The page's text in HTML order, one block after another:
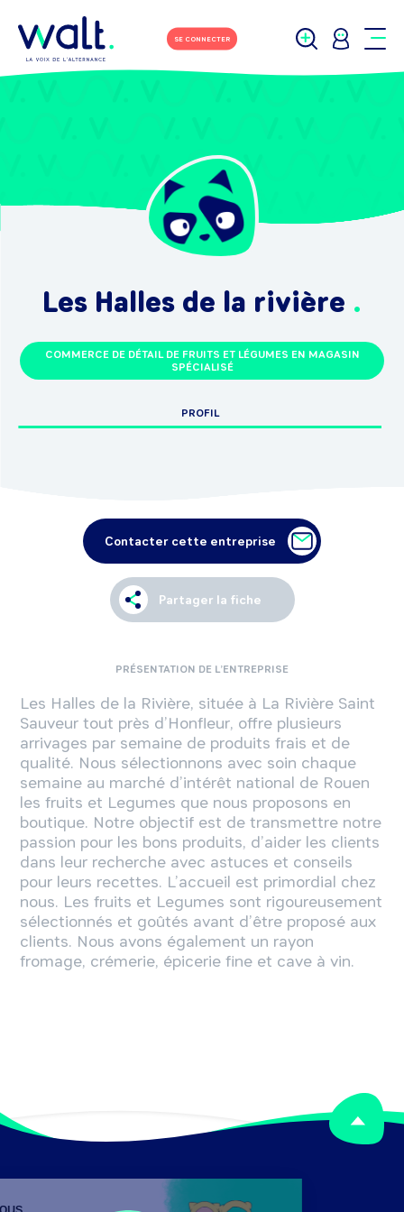
SE CONNECTER
Les Halles de la rivière
COMMERCE DE DÉTAIL DE FRUITS ET LÉGUMES EN MAGASIN
SPÉCIALISÉ
PROFIL
Contacter cette entreprise
Partager la fiche
PRÉSENTATION DE L’ENTREPRISE
Les Halles de la Rivière, située à La Rivière Saint
Sauveur tout près d’Honfleur, offre plusieurs
arrivages par semaine de produits frais et de
qualité. Nous sélectionnons avec soin chaque
semaine au marché d’intérêt national de Rouen
les fruits et Legumes que nous proposons en
boutique. Notre objectif est de transmettre notre
passion pour les bons produits, d’aider les clients
dans leur recherche avec astuces et conseils
pour leurs recettes. L’accueil est primordial chez
nous. Les fruits et Legumes sont rigoureusement
sélectionnés et goûtés avant d’être proposé aux
clients. Nous avons également un rayon
fromage, crémerie, épicerie fine et cave à vin.